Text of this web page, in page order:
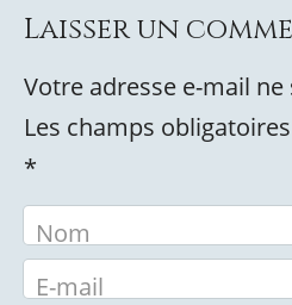
Laisser un
Votre adresse e-mail
Les champs
*
Nom
E-mail